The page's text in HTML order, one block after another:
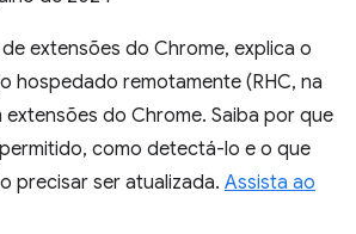
extensões do Chrome, explica o
hospedado remotamente (RHC, na
extensões do Chrome. Saiba por que
como detectá-lo e o que
precisar ser atualizada. Assista ao